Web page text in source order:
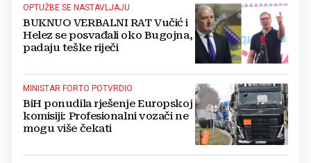
OPTUŽBE SE NASTAVLJAJU
BUKNUO VERBALNI RAT Vučić i
Helez se posvađali oko Bugojna,
padaju teške riječi
MINISTAR FORTO POTVRDIO
BiH ponudila rješenje Europskoj
komisiji: Profesionalni vozači ne
mogu više čekati